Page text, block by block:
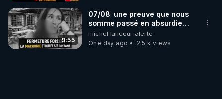
9:55
07/08: une preuve que nous
somme passé en absurdie
une dictature qui veut faire
taire ses opposant !
michel lanceur alerte
One day ago
2.5 k views